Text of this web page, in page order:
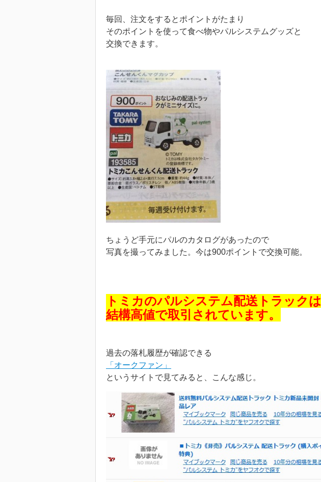
毎回、注文をするとポイントがたまり
そのポイントを使って食べ物やパルシステムグッズと
交換できます。
ちょうど手元にパルのカタログがあったので
写真を撮ってみました。今は900ポイントで交換可能。
トミカのパルシステム配送トラックは
結構高値で取引されています。
過去の落札履歴が確認できる
「オークファン」
というサイトで見てみると、こんな感じ。